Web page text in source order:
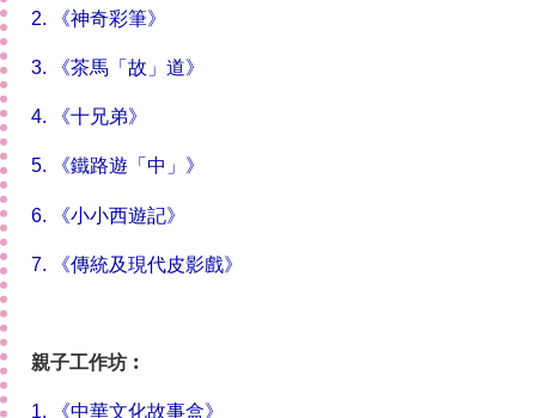
2. 《神奇彩筆》
3. 《茶馬 「故 」道》
4. 《十兄弟》
5. 《鐵路遊「中」》
6. 《小小西遊記》
7. 《傳統及現代皮影戲》
親子工作坊︰
1. 《中華文化故事盒》